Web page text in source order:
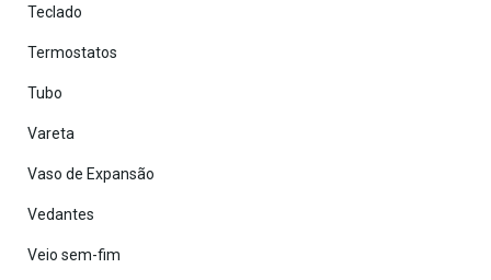
Teclado
Termostatos
Tubo
Vareta
Vaso de Expansão
Vedantes
Veio sem-fim